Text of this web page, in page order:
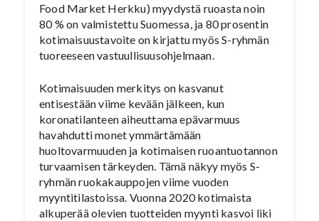
Food Market Herkku) myydystä ruoasta noin
80 % on valmistettu Suomessa, ja 80 prosentin
kotimaisuustavoite on kirjattu myös S-ryhmän
tuoreeseen vastuullisuusohjelmaan.
Kotimaisuuden merkitys on kasvanut
entisestään viime kevään jälkeen, kun
koronatilanteen aiheuttama epävarmuus
havahdutti monet ymmärtämään
huoltovarmuuden ja kotimaisen ruoantuotannon
turvaamisen tärkeyden. Tämä näkyy myös S-
ryhmän ruokakauppojen viime vuoden
myyntitilastoissa. Vuonna 2020 kotimaista
alkuperää olevien tuotteiden myynti kasvoi liki